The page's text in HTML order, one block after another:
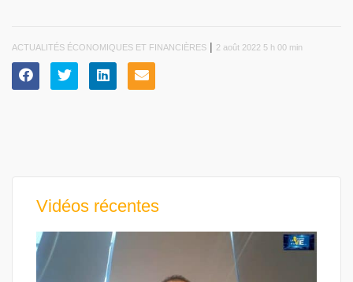
ACTUALITÉS ÉCONOMIQUES ET FINANCIÈRES | 2 août 2022 5 h 00 min
Vidéos récentes